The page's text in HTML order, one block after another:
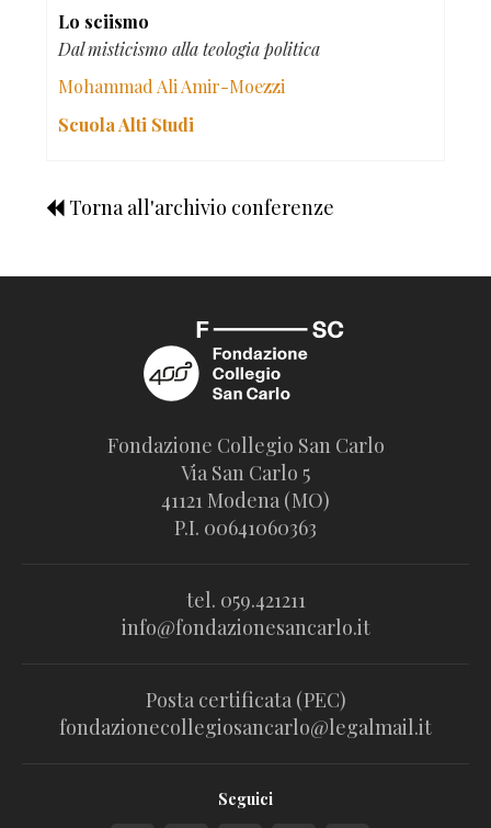
Lo sciismo
Dal misticismo alla teologia politica
Mohammad Ali Amir-Moezzi
Scuola Alti Studi
Torna all'archivio conferenze
Fondazione Collegio San Carlo
Via San Carlo 5
41121 Modena (MO)
P.I. 00641060363
tel. 059.421211
info@fondazionesancarlo.it
Posta certificata (PEC)
fondazionecollegiosancarlo@legalmail.it
Seguici